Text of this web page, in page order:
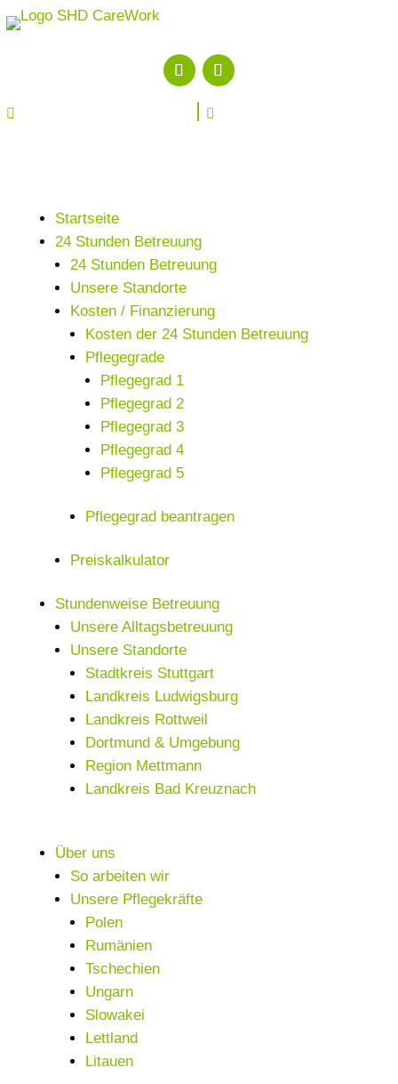
 
Startseite
24 Stunden Betreuung
24 Stunden Betreuung
Unsere Standorte
Kosten / Finanzierung
Kosten der 24 Stunden Betreuung
Pflegegrade
Pflegegrad 1
Pflegegrad 2
Pflegegrad 3
Pflegegrad 4
Pflegegrad 5
Pflegegrad beantragen
Preiskalkulator
Stundenweise Betreuung
Unsere Alltagsbetreuung
Unsere Standorte
Stadtkreis Stuttgart
Landkreis Ludwigsburg
Landkreis Rottweil
Dortmund & Umgebung
Region Mettmann
Landkreis Bad Kreuznach
Über uns
So arbeiten wir
Unsere Pflegekräfte
Polen
Rumänien
Tschechien
Ungarn
Slowakei
Lettland
Litauen